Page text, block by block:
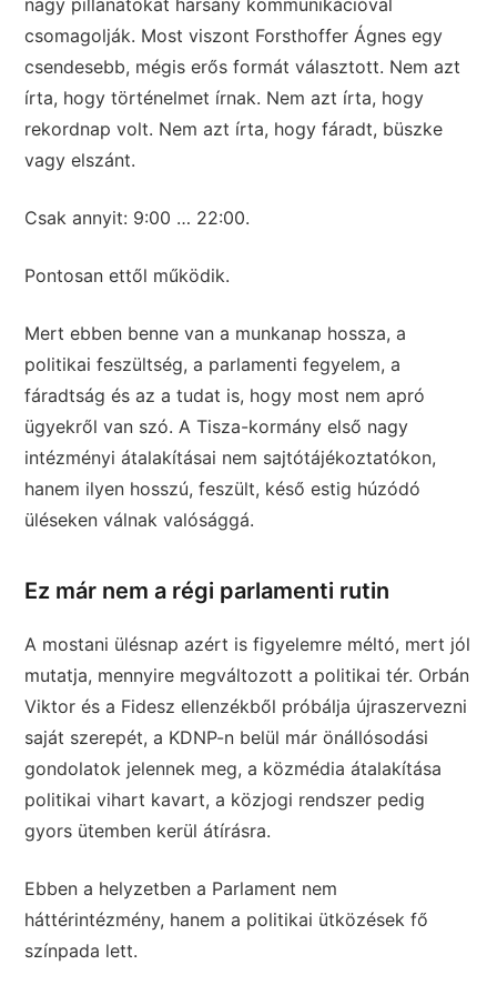
nagy pillanatokat harsány kommunikációval
csomagolják. Most viszont Forsthoffer Ágnes egy
csendesebb, mégis erős formát választott. Nem azt
írta, hogy történelmet írnak. Nem azt írta, hogy
rekordnap volt. Nem azt írta, hogy fáradt, büszke
vagy elszánt.
Csak annyit: 9:00 … 22:00.
Pontosan ettől működik.
Mert ebben benne van a munkanap hossza, a
politikai feszültség, a parlamenti fegyelem, a
fáradtság és az a tudat is, hogy most nem apró
ügyekről van szó. A Tisza-kormány első nagy
intézményi átalakításai nem sajtótájékoztatókon,
hanem ilyen hosszú, feszült, késő estig húzódó
üléseken válnak valósággá.
Ez már nem a régi parlamenti rutin
A mostani ülésnap azért is figyelemre méltó, mert jól
mutatja, mennyire megváltozott a politikai tér. Orbán
Viktor és a Fidesz ellenzékből próbálja újraszervezni
saját szerepét, a KDNP-n belül már önállósodási
gondolatok jelennek meg, a közmédia átalakítása
politikai vihart kavart, a közjogi rendszer pedig
gyors ütemben kerül átírásra.
Ebben a helyzetben a Parlament nem
háttérintézmény, hanem a politikai ütközések fő
színpada lett.